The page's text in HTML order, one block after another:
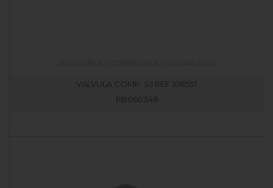
VALVULA COMP. SJ REF 106557
RB060348